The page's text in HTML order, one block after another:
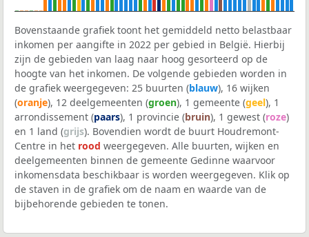
Bovenstaande grafiek toont het gemiddeld netto belastbaar
inkomen per aangifte in 2022 per gebied in België. Hierbij
zijn de gebieden van laag naar hoog gesorteerd op de
hoogte van het inkomen. De volgende gebieden worden in
de grafiek weergegeven: 25 buurten (blauw), 16 wijken
(oranje), 12 deelgemeenten (groen), 1 gemeente (geel), 1
arrondissement (paars), 1 provincie (bruin), 1 gewest (roze)
en 1 land (grijs). Bovendien wordt de buurt Houdremont-
Centre in het rood weergegeven. Alle buurten, wijken en
deelgemeenten binnen de gemeente Gedinne waarvoor
inkomensdata beschikbaar is worden weergegeven. Klik op
de staven in de grafiek om de naam en waarde van de
bijbehorende gebieden te tonen.